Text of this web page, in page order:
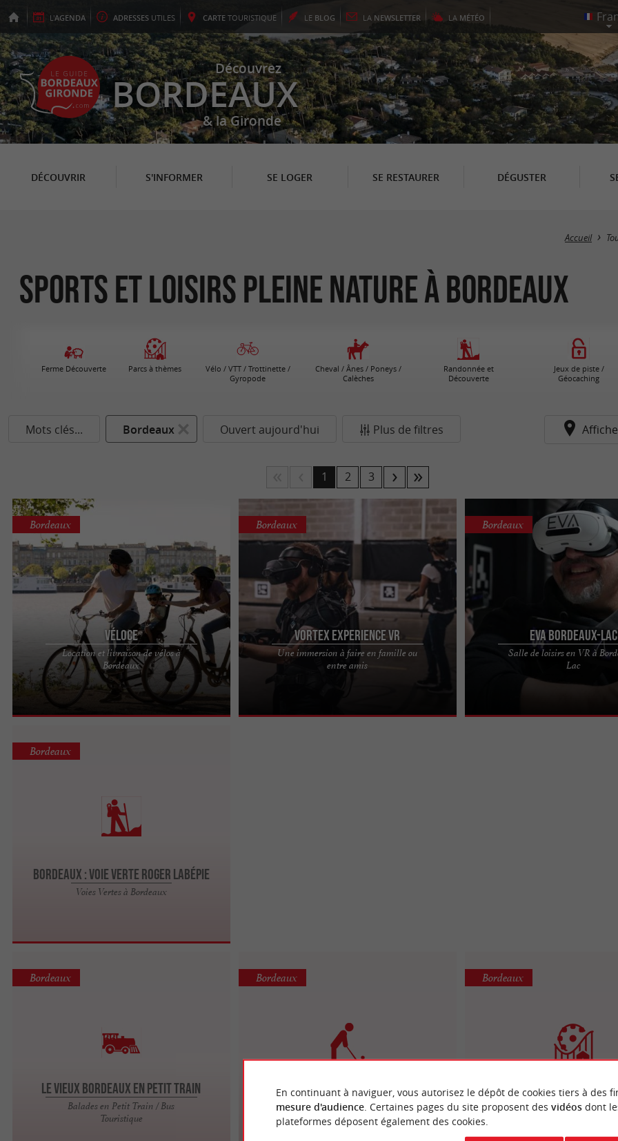
L'AGENDA ADRESSES UTILES CARTE TOURISTIQUE LE BLOG LA NEWSLETTER LA MÉTÉO
Découvrez
BORDEAUX
& la Gironde
DÉCOUVRIR S'INFORMER SE LOGER SE RESTAURER DÉGUSTER
Accueil
Sports et loisirs pleine nature à Bordeaux
Ferme Découverte Parcs à thèmes
Vélo / VTT / Trottinette /
Gyropode
Cheval / Ânes / Poneys /
Calèches
Randonnée et
Découverte
Jeux de piste /
Géocaching
Mots clés... Bordeaux Ouvert aujourd'hui Plus de filtres
1 2 3
Véloce
Location et livraison de vélos à
Bordeaux
Bordeaux
Créé en 1990, Véloce est une société itinérante de
location, livraison & entretien de vélos.
Historiquement ...
VORTEX EXPERIENCE VR
Une immersion à faire en famille ou
entre amis
Bordeaux
VORTEX EXPERIENCE VR, EMBARQUEZ DANS UN
VOYAGE VERS DES MONDES ALTERNATIFS Vortex
EVA Bordeaux-Lac
Salle de loisirs en VR à
Lac
Bordeaux
EVA, l’expérience immersive en
Bordeaux Lac EVA Bordeaux Lac
Bordeaux : Voie Verte Roger Labépie
Voies Vertes à Bordeaux
Bordeaux
Le vieux Bordeaux en petit train
Balades en Petit Train / Bus
Touristique
Bordeaux
Le 19EME Golf Indoor
Golf
Bordeaux
Youpi Parc
Bordeaux
En continuant à naviguer, vous autorisez le dépôt de cookies tiers à des
mesure d'audience. Certaines pages du site proposent des vidéosdont
plateformes déposent également des cookies.